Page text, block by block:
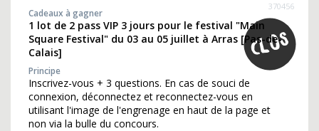
370456
Cadeaux à gagner
1 lot de 2 pass VIP 3 jours pour le festival "Main
Square Festival" du 03 au 05 juillet à Arras [Pas-de-
Calais]
Principe
Inscrivez-vous + 3 questions. En cas de souci de
connexion, déconnectez et reconnectez-vous en
utilisant l'image de l'engrenage en haut de la page et
non via la bulle du concours.